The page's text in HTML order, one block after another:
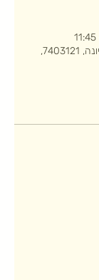
נס ציונה, החרש 16, נס ציונה, 7403121,